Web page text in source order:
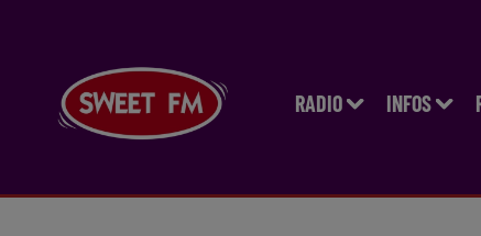
RADIO INFOS